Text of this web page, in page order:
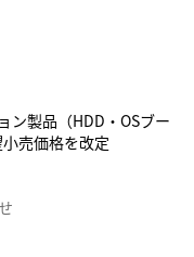
ン製品（HDD・OSブー
売価格を改定